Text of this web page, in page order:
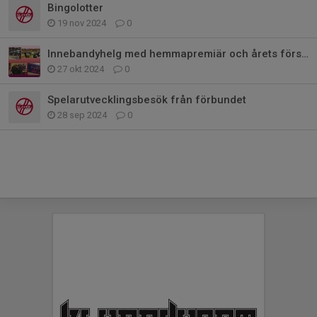
Bingolotter
19 nov 2024 0
Innebandyhelg med hemmapremiär och årets första vinst!
27 okt 2024 0
Spelarutvecklingsbesök från förbundet
28 sep 2024 0